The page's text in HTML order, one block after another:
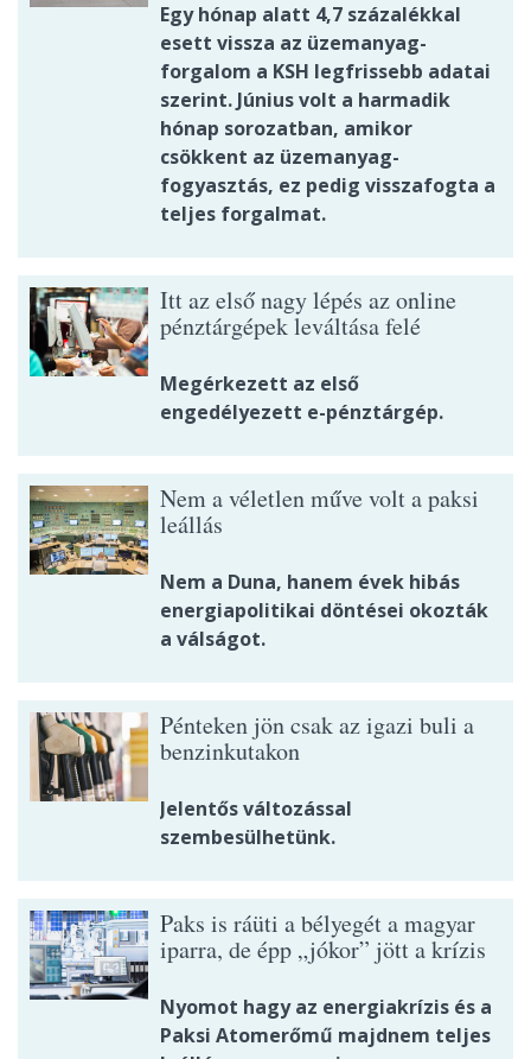
Egy hónap alatt 4,7 százalékkal
esett vissza az üzemanyag-
forgalom a KSH legfrissebb adatai
szerint. Június volt a harmadik
hónap sorozatban, amikor
csökkent az üzemanyag-
fogyasztás, ez pedig visszafogta a
teljes forgalmat.
Itt az első nagy lépés az online
pénztárgépek leváltása felé
Megérkezett az első
engedélyezett e-pénztárgép.
Nem a véletlen műve volt a paksi
leállás
Nem a Duna, hanem évek hibás
energiapolitikai döntései okozták
a válságot.
Pénteken jön csak az igazi buli a
benzinkutakon
Jelentős változással
szembesülhetünk.
Paks is ráüti a bélyegét a magyar
iparra, de épp „jókor” jött a krízis
Nyomot hagy az energiakrízis és a
Paksi Atomerőmű majdnem teljes